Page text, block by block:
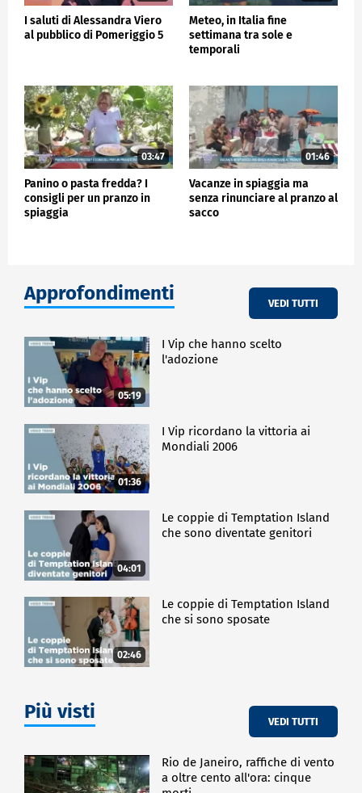
I saluti di Alessandra Viero
al pubblico di Pomeriggio 5
Meteo, in Italia fine
settimana tra sole e
temporali
03:47
Panino o pasta fredda? I
consigli per un pranzo in
spiaggia
01:46
Vacanze in spiaggia ma
senza rinunciare al pranzo al
sacco
Approfondimenti VEDI TUTTI
05:19
I Vip che hanno scelto
l'adozione
01:36
I Vip ricordano la vittoria ai
Mondiali 2006
04:01
Le coppie di Temptation Island
che sono diventate genitori
02:46
Le coppie di Temptation Island
che si sono sposate
Più visti VEDI TUTTI
Rio de Janeiro, raffiche di vento
a oltre cento all'ora: cinque